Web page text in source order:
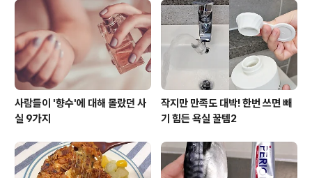
사람들이 '향수'에 대해 몰랐던 사
실 9가지
작지만 만족도 대박! 한번 쓰면 빼
기 힘든 욕실 꿀템2